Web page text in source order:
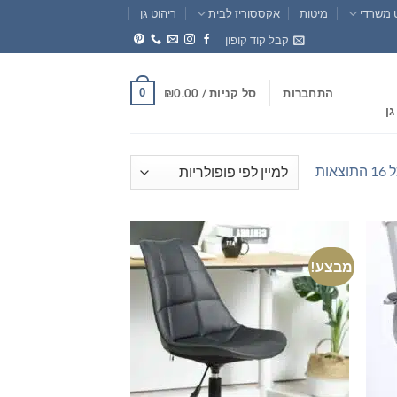
משרדי מיטות אקססוריז לבית
ריהוט גן
קבל קוד קופון
התחברות סל קניות / ₪0.00
0
ממוין
לפי
מבצע!